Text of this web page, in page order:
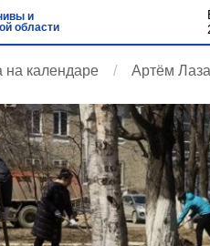
и
области
на календаре Артём